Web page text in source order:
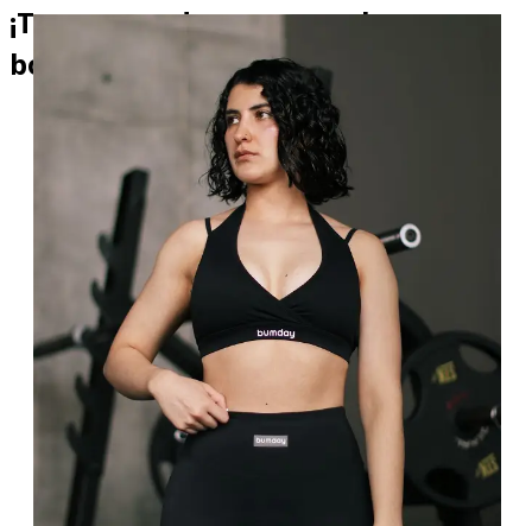
¡Tu entrenadora personal, en tu
bolsillo!